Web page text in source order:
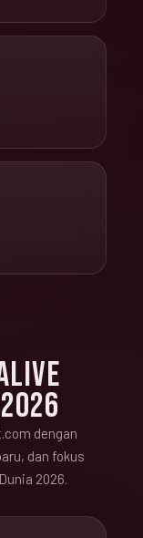
dengan
dan fokus
2026.